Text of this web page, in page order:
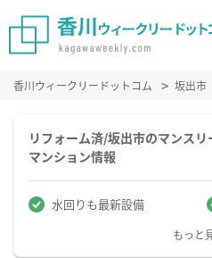
香川ウィークリードットコム 坂出市
リフォーム済/坂出市のマンス
マンション情報
水回りも最新設備
もっと